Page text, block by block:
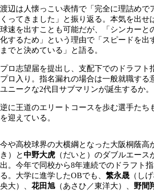
渡辺は人懐っこい表情で「完全に理詰めで
くってきました」と振り返る。本気を出せ
球速を出すことも可能だが、「シンカーと
化するため」という理由で「スピードを出
までと決めている」と語る。
プロ志望届を提出し、支配下でのドラフト
プロ入り。指名漏れの場合は一般就職する
ユニークな2代目サブマリンが誕生するか。
逆に王道のエリートコースを歩む選手たち
を迎えている。
今や高校球界の大横綱となった大阪桐蔭高
き）と中野大虎 （だいと）のダブルエース
出。今年で同校から8年連続でのドラフト
る。大学に進学したOBでも、 繁永晟 （し
央大）、 花田旭 （あさひ／東洋大）、 野間